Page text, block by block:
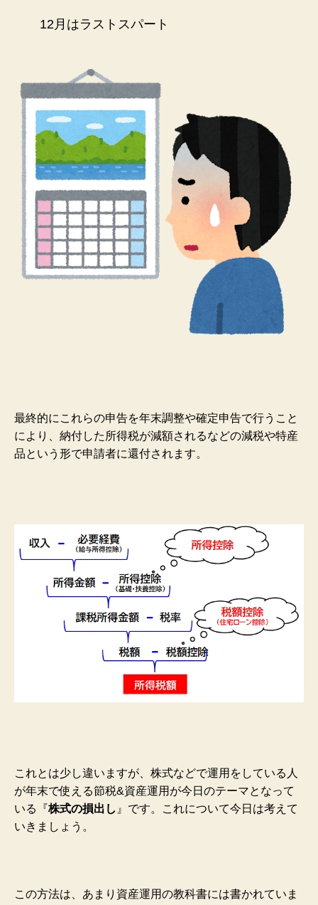
12月はラストスパート
最終的にこれらの申告を年末調整や確定申告で行うこと
により、納付した所得税が減額されるなどの減税や特産
品という形で申請者に還付されます。
これとは少し違いますが、株式などで運用をしている人
が年末で使える節税&資産運用が今日のテーマとなって
いる『株式の損出し 』です。これについて今日は考えて
いきましょう。
この方法は、あまり資産運用の教科書には書かれていま